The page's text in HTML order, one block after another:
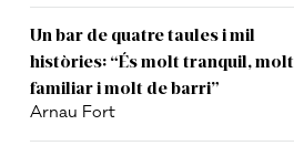
Un bar de quatre taules i mil
històries: “És molt tranquil, molt
familiar i molt de barri”
Arnau Fort